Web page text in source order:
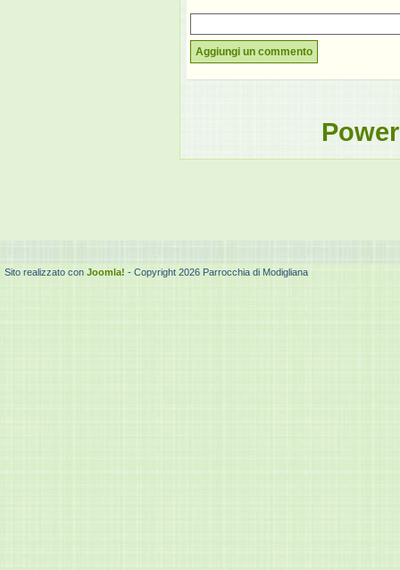
Aggiungi un commento
Sito realizzato con Joomla! - Copyright 2026 Parrocchia di Modigliana